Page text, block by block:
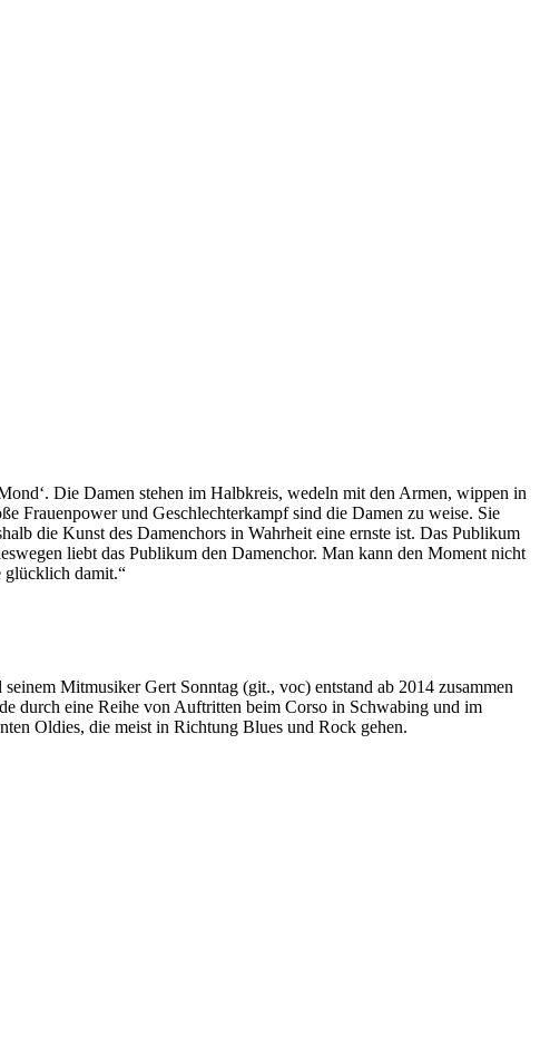
Die Damen stehen im Halbkreis, wedeln mit den Armen, wippen in
Frauenpower und Geschlechterkampf sind die Damen zu weise. Sie
die Kunst des Damenchors in Wahrheit eine ernste ist. Das Publikum
liebt das Publikum den Damenchor. Man kann den Moment nicht
glücklich damit.“
Mitmusiker Gert Sonntag (git., voc) entstand ab 2014 zusammen
durch eine Reihe von Auftritten beim Corso in Schwabing und im
Oldies, die meist in Richtung Blues und Rock gehen.